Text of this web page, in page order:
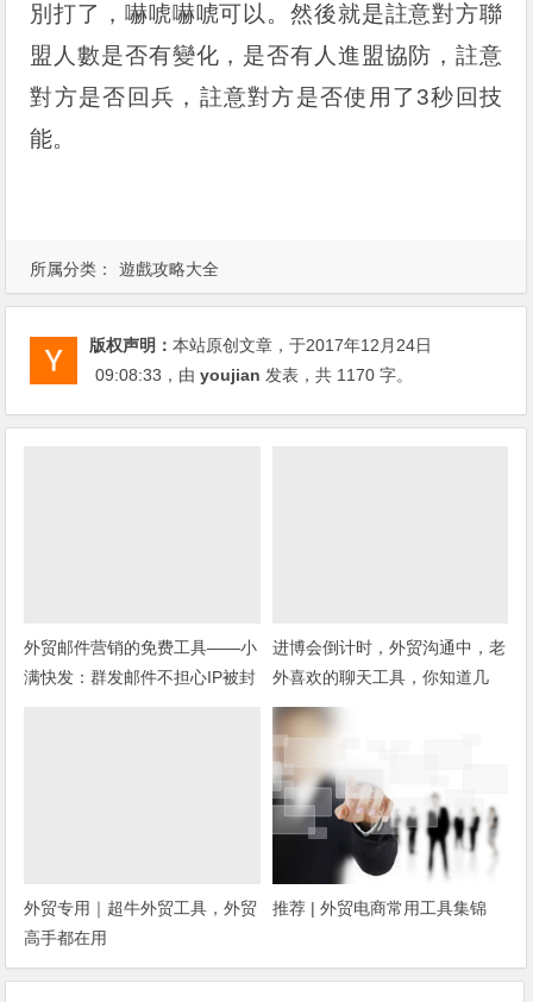
所属分类： 遊戲攻略大全
別打了，嚇唬嚇唬可以。然後就是註意對方聯
盟人數是否有變化，是否有人進盟協防，註意
對方是否回兵，註意對方是否使用了3秒回技
能。
版权声明：本站原创文章，于2017年12月24日
09:08:33 ，由youjian 发表，共 1170 字。
外贸邮件营销的免费工具——小
满快发：群发邮件不担心IP被封
进博会倒计时，外贸沟通中，老
外喜欢的聊天工具，你知道几
种？
外贸专用｜超牛外贸工具，外贸
高手都在用
推荐 | 外贸电商常用工具集锦